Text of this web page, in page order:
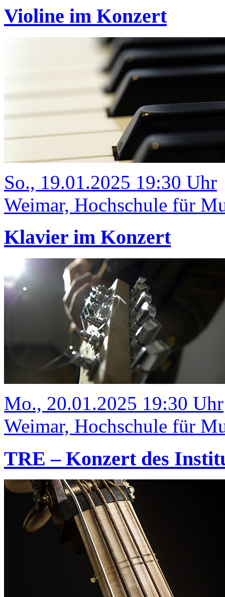
Violine im Konzert
So., 19.01.2025 19:30 Uhr
Weimar, Hochschule für
Klavier im Konzert
Mo., 20.01.2025 19:30 Uhr
Weimar, Hochschule für
TRE – Konzert des